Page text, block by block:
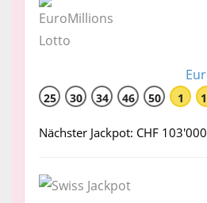
25 30 34 46 50 1
Nächster Jackpot: CHF